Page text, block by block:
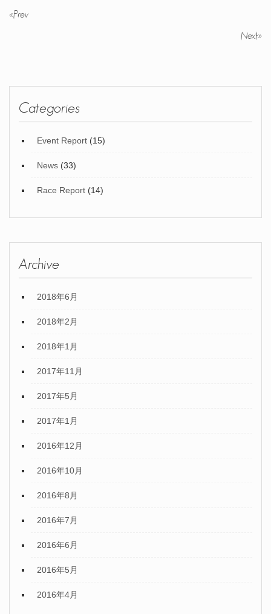
«Prev
Next»
Categories
Event Report (15)
News (33)
Race Report (14)
Archive
2018年6月
2018年2月
2018年1月
2017年11月
2017年5月
2017年1月
2016年12月
2016年10月
2016年8月
2016年7月
2016年6月
2016年5月
2016年4月